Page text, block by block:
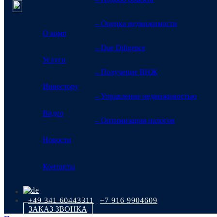
О компании
Услуги
– Оценка недвижимости
– Due Diligence
– Получение ВНЖ
– Управление недвижимостью
– Оптимизация налогов
Инвестору
Видео
Новости
Контакты
+49 341 60443311
+7 916 9904609
ЗАКАЗ ЗВОНКА
Финансы, налоги,
Статьи и информация про финансы, налоги и право в Германии.
Финансирование